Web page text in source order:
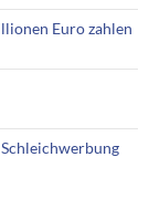
Euro zahlen